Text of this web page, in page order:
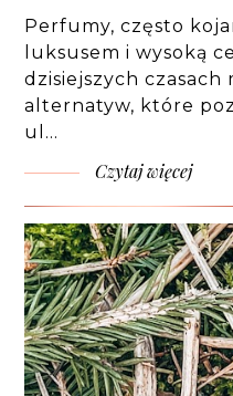
Perfumy, często
luksusem i wysoką
dzisiejszych czasach
alternatyw, które
ul…
Czytaj więcej